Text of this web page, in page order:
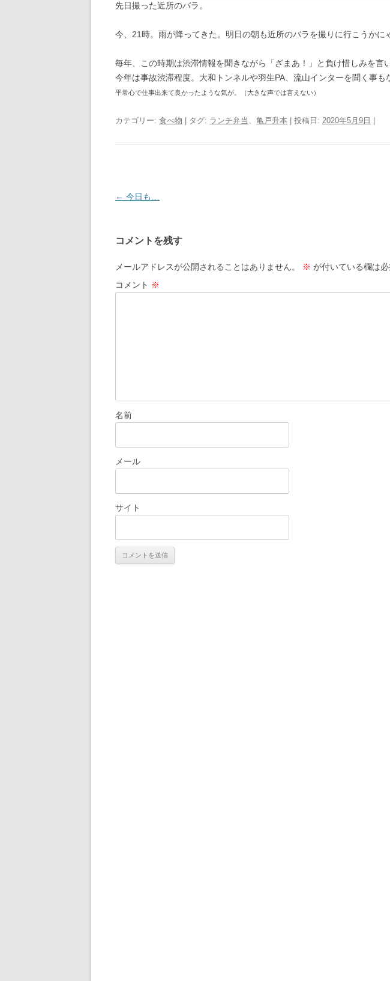
先日撮った近所のバラ。
今、21時。雨が降ってきた。明日の朝も近所のバラを撮りに行こうかに
毎年、この時期は渋滞情報を聞きながら「ざまあ！」と負け惜しみを言
今年は事故渋滞程度。大和トンネルや羽生PA、流山インターを聞く事も
平常心で仕事出来て良かったような気が。（大きな声では言えない）
カテゴリー: 食べ物 | タグ: ランチ弁当 、 亀戸升本 | 投稿日: 2020年5月9日
投
ビ
ゲ
ー
← 今日も…
コメントを残す
メールアドレスが公開されることはありません。 ※ が付いている欄は
コメント ※
名前
メール
サイト